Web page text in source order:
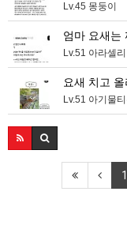
Lv.45 몽둥이
엄마 요새는
Lv.51 아라셀리
요새 치고
Lv.51 아기물
1